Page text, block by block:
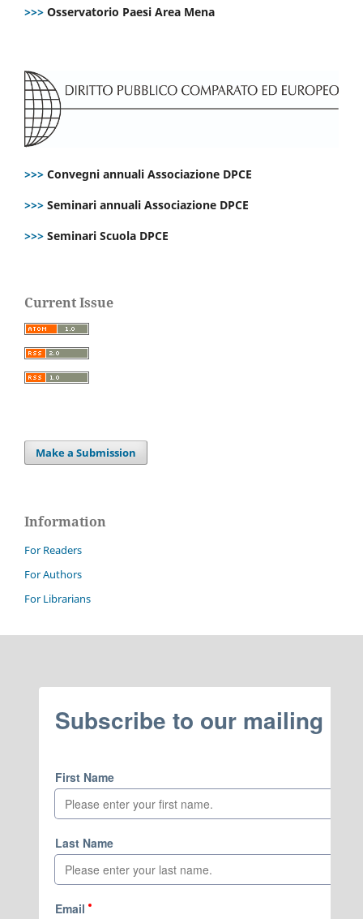
>>> Osservatorio Paesi Area Mena
>>> Convegni annuali Associazione DPCE
>>> Seminari annuali Associazione DPCE
>>> Seminari Scuola DPCE
Current Issue
Make a Submission
Information
For Readers
For Authors
For Librarians